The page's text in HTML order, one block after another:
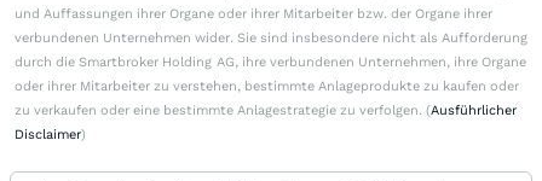
und Auffassungen ihrer Organe oder ihrer Mitarbeiter bzw. der Organe ihrer
verbundenen Unternehmen wider. Sie sind insbesondere nicht als Aufforderung
durch die Smartbroker Holding AG, ihre verbundenen Unternehmen, ihre Organe
oder ihrer Mitarbeiter zu verstehen, bestimmte Anlageprodukte zu kaufen oder
zu verkaufen oder eine bestimmte Anlagestrategie zu verfolgen. (Ausführlicher
Disclaimer)